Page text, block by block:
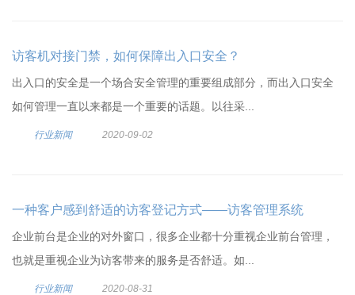
访客机对接门禁，如何保障出入口安全？
出入口的安全是一个场合安全管理的重要组成部分，而出入口安全
如何管理一直以来都是一个重要的话题。以往采...
行业新闻 2020-09-02
一种客户感到舒适的访客登记方式——访客管理系统
企业前台是企业的对外窗口，很多企业都十分重视企业前台管理，
也就是重视企业为访客带来的服务是否舒适。如...
行业新闻 2020-08-31